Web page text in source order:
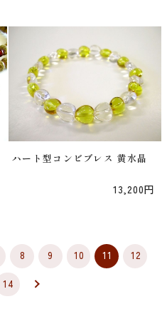
ハート型コンビブレス 黄水晶
13,200円
8 9 10 11 12
14